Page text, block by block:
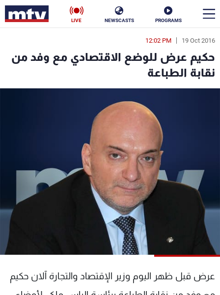
PROGRAMS
NEWSCASTS
LIVE
19 Oct 2016
12:02 PM
حكيم عرض للوضع الاقتصادي مع وفد من
نقابة الطباعة
عرض قبل ظهر اليوم وزير الإقتصاد والتجارة آلان حكيم
en
الأخبار
سياسة ناس
فن
رياضة
البرامج
جدول البرامج
شاهد البرامج
الترددات
عن MTV
وظائف